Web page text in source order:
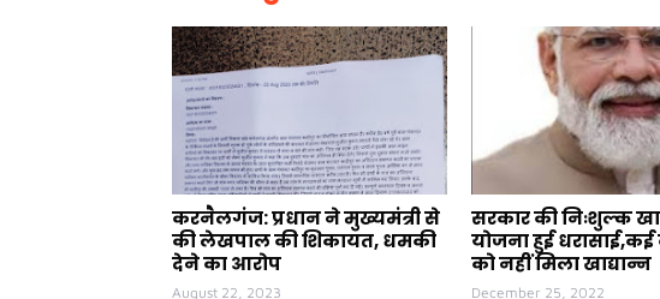
करनैलगंज: प्रधान ने मुख्यमंत्री से
की लेखपाल की शिकायत, धमकी
देने का आरोप
August 22, 2023
सरकार की निःशुल्क
योजना हुई धरासाई,कई
को नहीं मिला खाद्यान्न
December 25, 2022